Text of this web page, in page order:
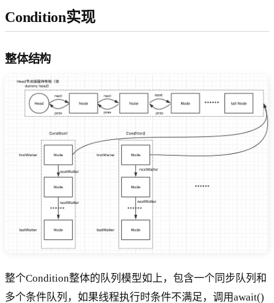
Condition实现
整体结构
整个Condition整体的队列模型如上，包含一个同步队列和
多个条件队列，如果线程执行时条件不满足，调用await()